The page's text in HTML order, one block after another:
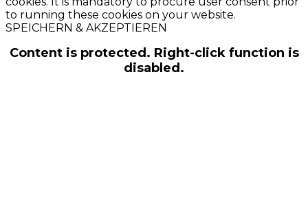
to running these cookies on your website.
SPEICHERN & AKZEPTIEREN
Content is protected. Right-click function is
disabled.